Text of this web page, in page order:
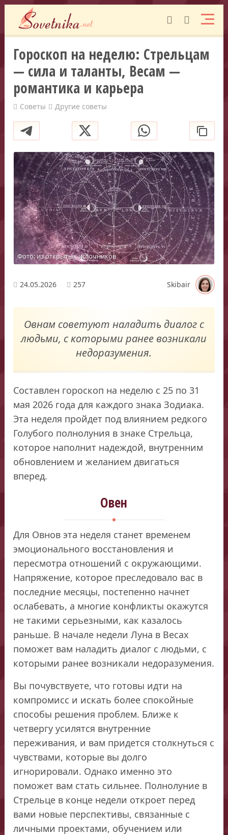
Гороскоп на неделю: Стрельцам
— сила и таланты, Весам —
романтика и карьера
Советы Другие советы
Фото: из открытых источников
24.05.2026 257 Skibair
Овнам советуют наладить диалог с
людьми, с которыми ранее возникали
недоразумения.
Составлен гороскоп на неделю с 25 по 31
мая 2026 года для каждого знака Зодиака.
Эта неделя пройдет под влиянием редкого
Голубого полнолуния в знаке Стрельца,
которое наполнит надеждой, внутренним
обновлением и желанием двигаться
вперед.
Овен
Для Овнов эта неделя станет временем
эмоционального восстановления и
пересмотра отношений с окружающими.
Напряжение, которое преследовало вас в
последние месяцы, постепенно начнет
ослабевать, а многие конфликты окажутся
не такими серьезными, как казалось
раньше. В начале недели Луна в Весах
поможет вам наладить диалог с людьми, с
которыми ранее возникали недоразумения.
Вы почувствуете, что готовы идти на
компромисс и искать более спокойные
способы решения проблем. Ближе к
четвергу усилятся внутренние
переживания, и вам придется столкнуться с
чувствами, которые вы долго
игнорировали. Однако именно это
поможет вам стать сильнее. Полнолуние в
Стрельце в конце недели откроет перед
вами новые перспективы, связанные с
личными проектами, обучением или